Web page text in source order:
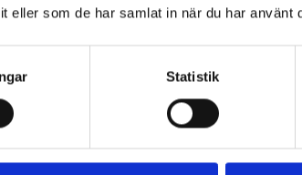
eller som de har samlat in när du har använt
Statistik